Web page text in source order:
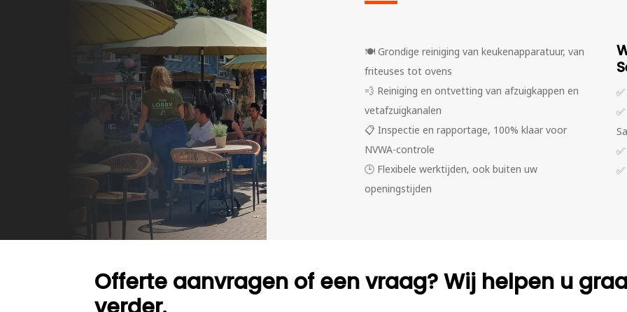
🍽️ Grondige reiniging van keukenapparatuur, van
friteuses tot ovens
💨 Reiniging en ontvetting van afzuigkappen en
vetafzuigkanalen
📋 Inspectie en rapportage, 100% klaar voor
NVWA-controle
🕒 Flexibele werktijden, ook buiten uw
openingstijden
✅
✅
✅
✅
Offerte aanvragen of een vraag? Wij helpen u